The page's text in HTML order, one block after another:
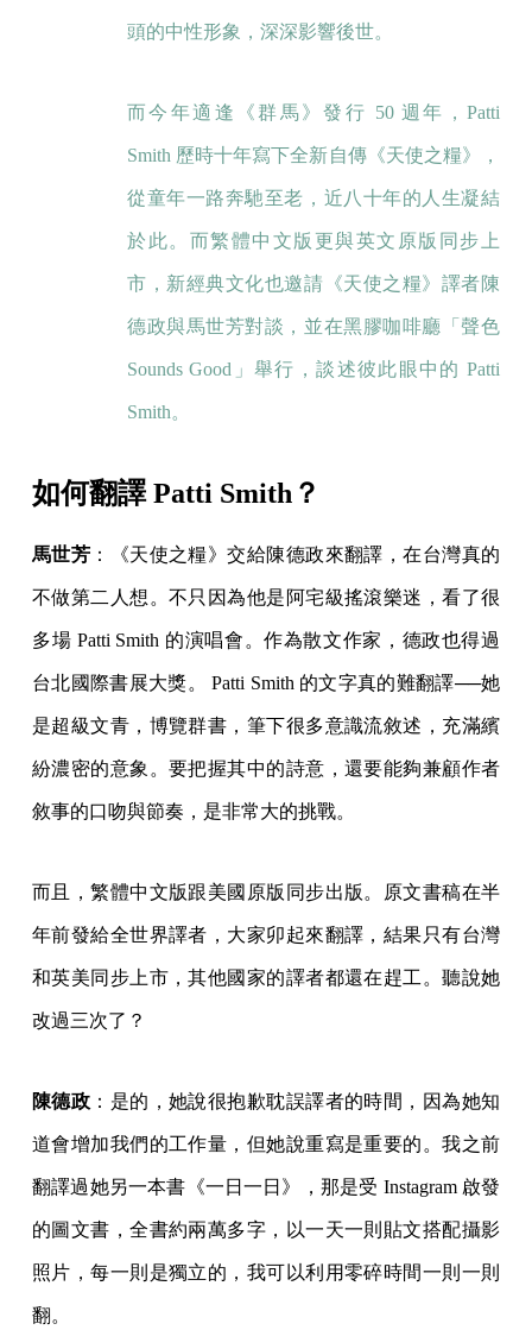
頭的中性形象，深深影響後世。
而今年適逢《群馬》發行 50 週年，Patti
Smith 歷時十年寫下全新自傳《天使之糧》，
從童年一路奔馳至老，近八十年的人生凝結
於此。而繁體中文版更與英文原版同步上
市，新經典文化也邀請《天使之糧》譯者陳
德政與馬世芳對談，並在黑膠咖啡廳「聲色
Sounds Good」舉行，談述彼此眼中的 Patti
Smith。
如何翻譯 Patti Smith？
馬世芳 ：《天使之糧》交給陳德政來翻譯，在台灣真的
不做第二人想。不只因為他是阿宅級搖滾樂迷，看了很
多場 Patti Smith 的演唱會。作為散文作家，德政也得過
台北國際書展大獎。 Patti Smith 的文字真的難翻譯──她
是超級文青，博覽群書，筆下很多意識流敘述，充滿繽
紛濃密的意象。要把握其中的詩意，還要能夠兼顧作者
敘事的口吻與節奏，是非常大的挑戰。
而且，繁體中文版跟美國原版同步出版。原文書稿在半
年前發給全世界譯者，大家卯起來翻譯，結果只有台灣
和英美同步上市，其他國家的譯者都還在趕工。聽說她
改過三次了？
陳德政 ：是的，她說很抱歉耽誤譯者的時間，因為她知
道會增加我們的工作量，但她說重寫是重要的。我之前
翻譯過她另一本書《一日一日》，那是受 Instagram 啟發
的圖文書，全書約兩萬多字，以一天一則貼文搭配攝影
照片，每一則是獨立的，我可以利用零碎時間一則一則
翻。